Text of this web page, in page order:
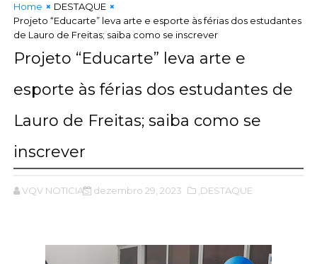
Home
DESTAQUE
Projeto “Educarte” leva arte e esporte às férias dos estudantes
de Lauro de Freitas; saiba como se inscrever
Projeto “Educarte” leva arte e
esporte às férias dos estudantes de
Lauro de Freitas; saiba como se
inscrever
VQV NOTICIAS dezembro 29, 2023 ,DESTAQUE